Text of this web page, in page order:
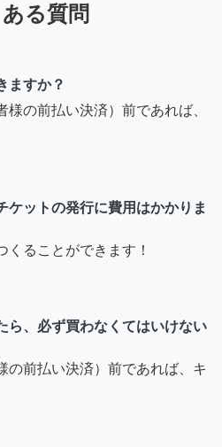
る質問
ますか？
の前払い決済）前であれば、
ケットの発行に費用はかかりま
くることができます！
ら、必ず買わなくてはいけない
の前払い決済）前であれば、キ